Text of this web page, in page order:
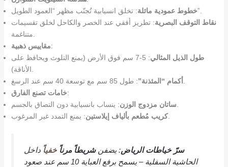
خطوط عمودية مائلة: تخلق انسيابية تُجنّب مظهر “العمود الطويل”.
نقاط التوقف البصرية: تطريز أفقي عند الخصر والكاحل لخلق تقسيمات
مقاييس ذهبية:
طول الذيل المثالي
: 5-7 سم فوق الأرض (يمنع التلوث ويحافظ على
أكمام “المئذنة”
خامات تصنع الفارق:
ساتان مزدوج الوزن
كريب مُطعم بألياف إيلاستين: يمنع التمدد غير المرغوب.
سرّ خياطات الرياض: يضفنشريطاً مرناًخفياً داخل
الحاشية السفلية – يسمح برفع العباية 10 سم عند صعود